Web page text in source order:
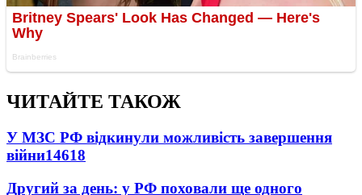
ЧИТАЙТЕ ТАКОЖ
У МЗС РФ відкинули можливість завершення
війни14618
Другий за день: у РФ поховали ще одного